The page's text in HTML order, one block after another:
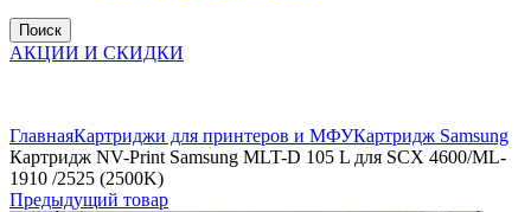
Поиск
АКЦИИ И СКИДКИ
ГлавнаяКартриджи для принтеров и МФУКартридж Samsung
Картридж NV-Print Samsung MLT-D 105 L для SCX 4600/ML-
1910 /2525 (2500K)
Предыдущий товар